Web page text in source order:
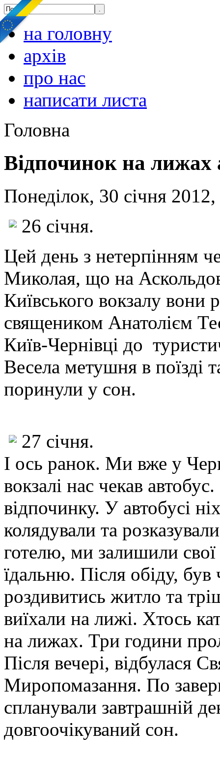
на головну
архів
про нас
написати листа
Головна
Відпочинок на
Понеділок, 30 січня
26 січня.
Цей день з нетерпінням
Миколая, що на
Київського вокзалу вони
священиком Анатолієм
Київ-Чернівці до
Весела метушня в поїзді
поринули у сон.
27 січня.
І ось ранок. Ми вже у
вокзалі нас чекав
відпочинку. У автобусі
колядували та
готелю, ми залишили свої
їдальню. Після обіду, був
роздивитись житло та
виїхали на лижі. Хтось
на лижах. Три години
Після вечері, відбулася
Миропомазання. По
спланували завтрашній
довгоочікуваний сон.